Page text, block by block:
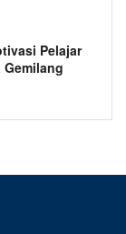
Pelajar
Gemilang